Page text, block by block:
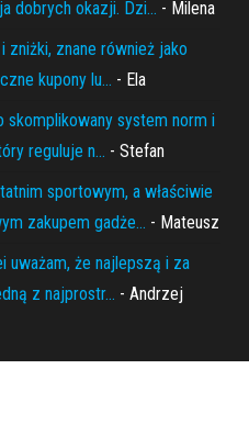
dobrych okazji. Dzi... - Milena
zniżki, znane również jako
kupony lu... - Ela
skomplikowany system norm i
reguluje n... - Stefan
sportowym, a właściwie
zakupem gadże... - Mateusz
uważam, że najlepszą i za
z najprostr... - Andrzej